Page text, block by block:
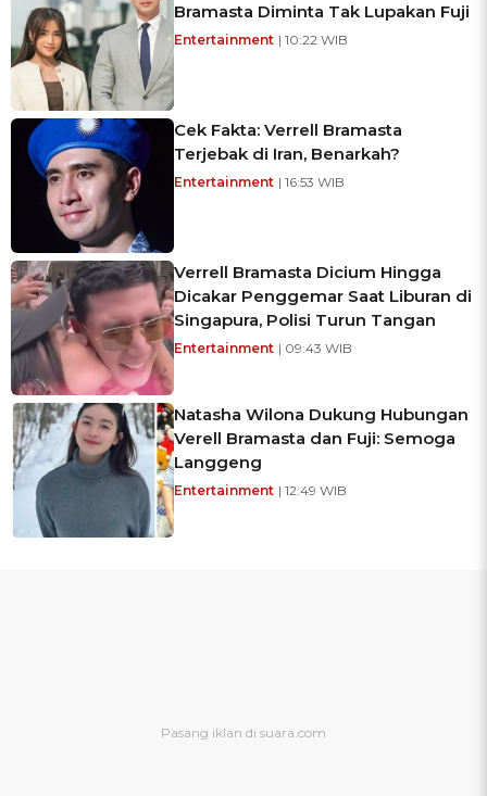
Bramasta Diminta Tak Lupakan Fuji
Entertainment | 10:22 WIB
Cek Fakta: Verrell Bramasta
Terjebak di Iran, Benarkah?
Entertainment | 16:53 WIB
Verrell Bramasta Dicium Hingga
Dicakar Penggemar Saat Liburan di
Singapura, Polisi Turun Tangan
Entertainment | 09:43 WIB
Natasha Wilona Dukung Hubungan
Verell Bramasta dan Fuji: Semoga
Langgeng
Entertainment | 12:49 WIB